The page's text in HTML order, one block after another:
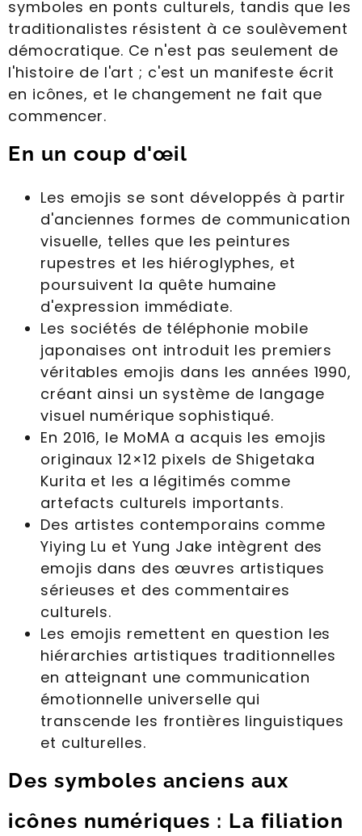
symboles en ponts culturels, tandis que les
traditionalistes résistent à ce soulèvement
démocratique. Ce n'est pas seulement de
l'histoire de l'art ; c'est un manifeste écrit
en icônes, et le changement ne fait que
commencer.
En un coup d'œil
Les emojis se sont développés à partir
d'anciennes formes de communication
visuelle, telles que les peintures
rupestres et les hiéroglyphes, et
poursuivent la quête humaine
d'expression immédiate.
Les sociétés de téléphonie mobile
japonaises ont introduit les premiers
véritables emojis dans les années 1990,
créant ainsi un système de langage
visuel numérique sophistiqué.
En 2016, le MoMA a acquis les emojis
originaux 12×12 pixels de Shigetaka
Kurita et les a légitimés comme
artefacts culturels importants.
Des artistes contemporains comme
Yiying Lu et Yung Jake intègrent des
emojis dans des œuvres artistiques
sérieuses et des commentaires
culturels.
Les emojis remettent en question les
hiérarchies artistiques traditionnelles
en atteignant une communication
émotionnelle universelle qui
transcende les frontières linguistiques
et culturelles.
Des symboles anciens aux
icônes numériques : La filiation